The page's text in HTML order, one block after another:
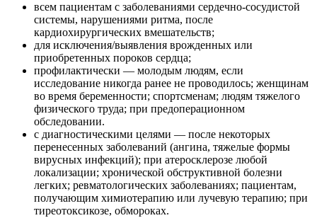
всем пациентам с заболеваниями сердечно-сосудистой
системы, нарушениями ритма, после
кардиохирургических вмешательств;
для исключения/выявления врожденных или
приобретенных пороков сердца;
профилактически — молодым людям, если
исследование никогда ранее не проводилось; женщинам
во время беременности; спортсменам; людям тяжелого
физического труда; при предоперационном
обследовании.
с диагностическими целями — после некоторых
перенесенных заболеваний (ангина, тяжелые формы
вирусных инфекций); при атеросклерозе любой
локализации; хронической обструктивной болезни
легких; ревматологических заболеваниях; пациентам,
получающим химиотерапию или лучевую терапию; при
тиреотоксикозе, обмороках.